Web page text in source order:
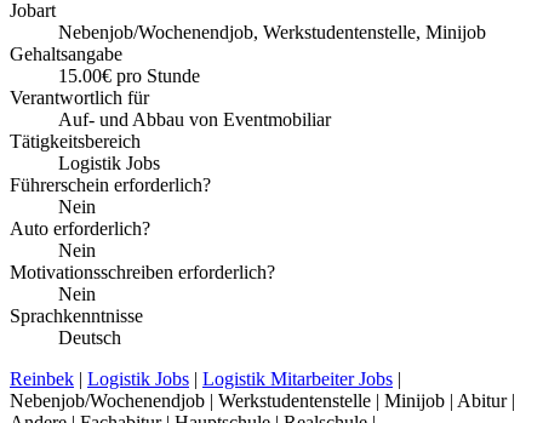
Jobart
Nebenjob/Wochenendjob, Werkstudentenstelle, Minijob
Gehaltsangabe
15.00€ pro Stunde
Verantwortlich für
Auf- und Abbau von Eventmobiliar
Tätigkeitsbereich
Logistik Jobs
Führerschein erforderlich?
Nein
Auto erforderlich?
Nein
Motivationsschreiben erforderlich?
Nein
Sprachkenntnisse
Deutsch
Reinbek | Logistik Jobs | Logistik Mitarbeiter Jobs |
Nebenjob/Wochenendjob | Werkstudentenstelle | Minijob | Abitur |